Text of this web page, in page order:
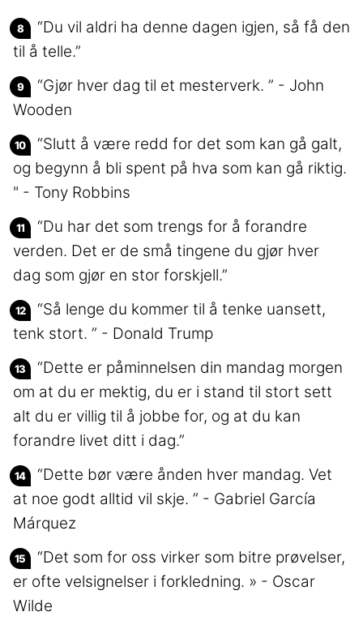
“Du vil aldri ha denne dagen igjen, så få den
til å telle.”
“Gjør hver dag til et mesterverk. ” - John
Wooden
“Slutt å være redd for det som kan gå galt,
og begynn å bli spent på hva som kan gå riktig.
" - Tony Robbins
“Du har det som trengs for å forandre
verden. Det er de små tingene du gjør hver
dag som gjør en stor forskjell.”
“Så lenge du kommer til å tenke uansett,
tenk stort. ” - Donald Trump
“Dette er påminnelsen din mandag morgen
om at du er mektig, du er i stand til stort sett
alt du er villig til å jobbe for, og at du kan
forandre livet ditt i dag.”
“Dette bør være ånden hver mandag. Vet
at noe godt alltid vil skje. ” - Gabriel García
Márquez
“Det som for oss virker som bitre prøvelser,
er ofte velsignelser i forkledning. » - Oscar
Wilde